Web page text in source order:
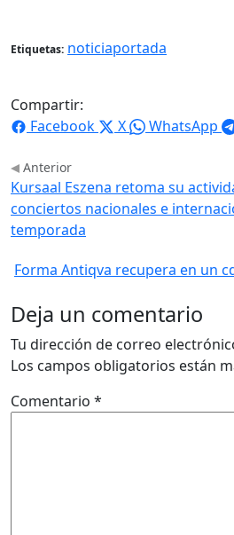
Etiquetas: noticiaportada
Compartir:
Facebook
X WhatsApp
Anterior
Kursaal Eszena retoma su
conciertos nacionales e
temporada
Forma Antiqva recupera en un
Deja un comentario
Tu dirección de correo
Los campos obligatorios están
Comentario *